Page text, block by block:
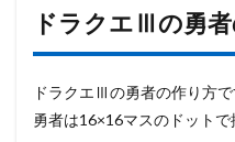
ドラクエⅢの勇
ドラクエⅢの勇者の作り方
勇者は16×16マスのドットで